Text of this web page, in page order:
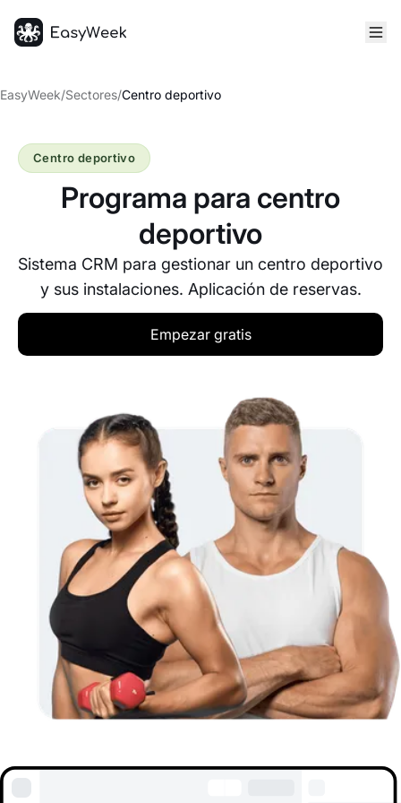
EasyWeek/Sectores/Centro deportivo
Programa para centro
deportivo
Sistema CRM para gestionar un centro deportivo
y sus instalaciones. Aplicación de reservas.
Centro deportivo
Empezar gratis